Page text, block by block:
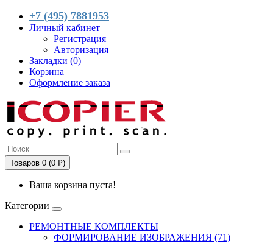
+7 (495) 7881953
Личный кабинет
Регистрация
Авторизация
Закладки (0)
Корзина
Оформление заказа
Товаров 0 (0 ₽)
Ваша корзина пуста!
Категории
РЕМОНТНЫЕ КОМПЛЕКТЫ
ФОРМИРОВАНИЕ ИЗОБРАЖЕНИЯ (71)